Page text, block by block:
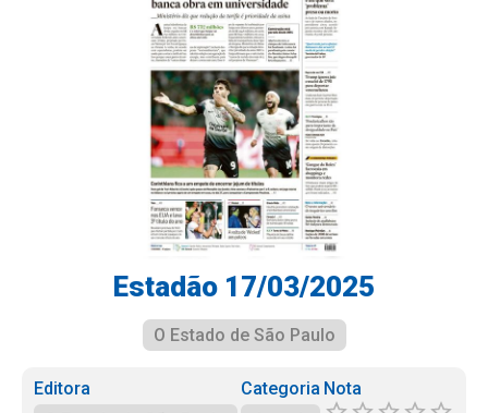
Estadão 17/03/2025
O Estado de São Paulo
Editora
Categoria Nota